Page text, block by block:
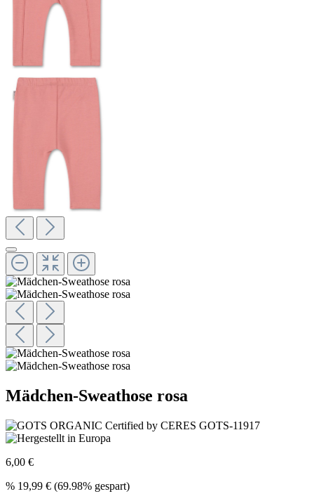
Mädchen-Sweathose rosa
6,00 €
% 19,99 € (69.98% gespart)